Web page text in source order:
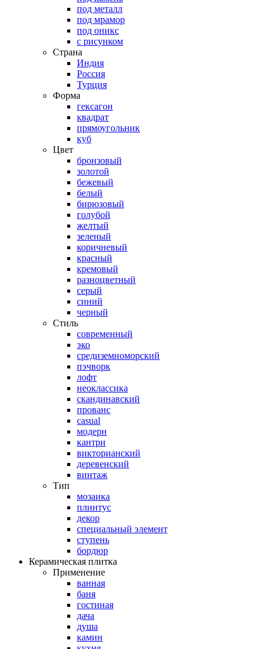
под металл
под мрамор
под оникс
с рисунком
Страна
Индия
Россия
Турция
Форма
гексагон
квадрат
прямоугольник
куб
Цвет
бронзовый
золотой
бежевый
белый
бирюзовый
голубой
желтый
зеленый
коричневый
красный
кремовый
разноцветный
серый
синий
черный
Стиль
современный
эко
средиземноморский
пэчворк
лофт
неоклассика
скандинавский
прованс
casual
модерн
кантри
викторианский
деревенский
винтаж
Тип
мозаика
плинтус
декор
специальный элемент
ступень
бордюр
Керамическая плитка
Применение
ванная
баня
гостиная
дача
душа
камин